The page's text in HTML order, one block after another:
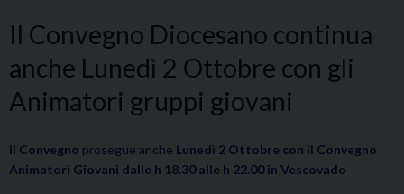
Il Convegno Diocesano continua
anche Lunedì 2 Ottobre con gli
Animatori gruppi giovani
Il Convegno prosegue anche Lunedì 2 Ottobre con il Convegno
Animatori Giovani dalle h 18.30 alle h 22.00 in Vescovado